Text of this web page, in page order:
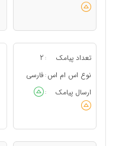
تعداد پیامک :
2
نوع اس ام اس : فارسی
ارسال پیامک
: